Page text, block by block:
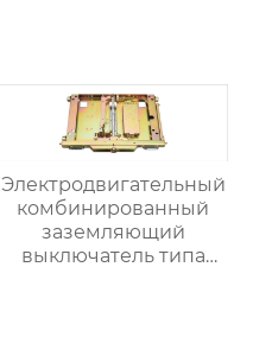
Электродвигательный
комбинированный
заземляющий
выключатель типа